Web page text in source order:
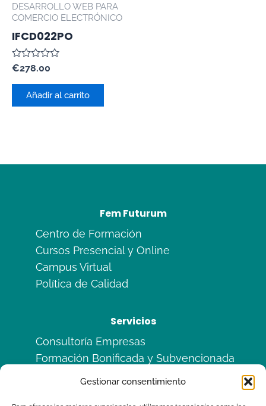
Gestionar consentimiento
DESARROLLO WEB PARA
COMERCIO ELECTRÓNICO
IFCD022PO
Valorado
0
€278.00
Añadir al carrito
Fem Futurum
Centro de Formación
Cursos Presencial y Online
Campus Virtual
Política de Calidad
Servicios
Consultoría Empresas
Formación Bonificada y Subvencionada